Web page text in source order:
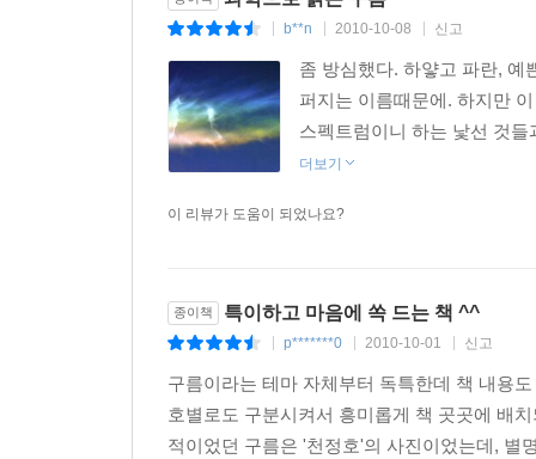
원칙이기도 하다.
구름이나 인공구름, 광학현상 등을 담았다. 또한
_한 권으로 보는 구름의 모든 것 : 결국, 변화무
학문이 모두 이 책에 담겨 있다고 정리할 수 있다
b**n 2010-10-08 신고
좀 방심했다. 하얗고 파란, 예
퍼지는 이름때문에. 하지만
스펙트럼이니 하는 낯선 것
더보기
이 리뷰가 도움이 되었나요?
종이책 특이하고 마음에 쏙 드는 책 ^^
p*******0 2010-10-01 신고
구름이라는 테마 자체부터 독특한데 책 내용
호별로도 구분시켜서 흥미롭게 책 곳곳에 배
적이었던 구름은 '천정호'의 사진이었는데, 별